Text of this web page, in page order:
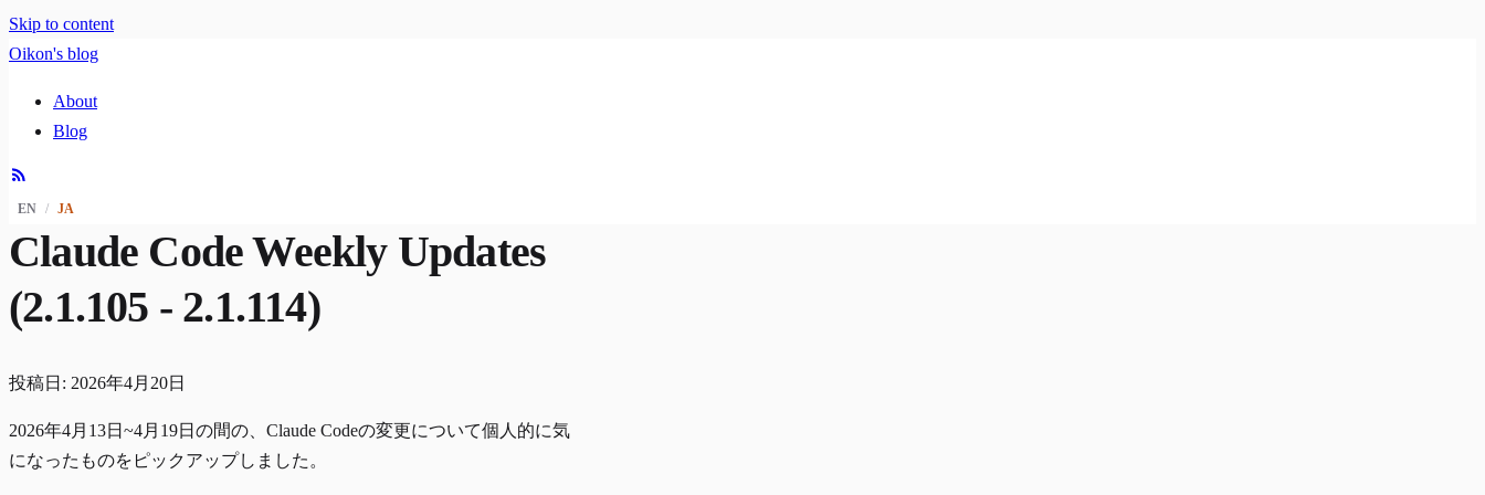
Skip to content
Oikon's blog
About
Blog
EN / JA
Claude Code Weekly Updates
(2.1.105 - 2.1.114)
投稿日: 2026年4月20日
2026年4月13日~4月19日の間の、Claude Codeの変更について個人的に気
になったものをピックアップしました。